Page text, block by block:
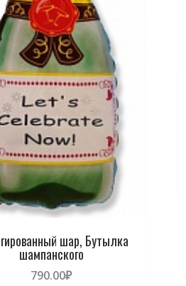
шар, Бутылка
шампанского
790.00₽